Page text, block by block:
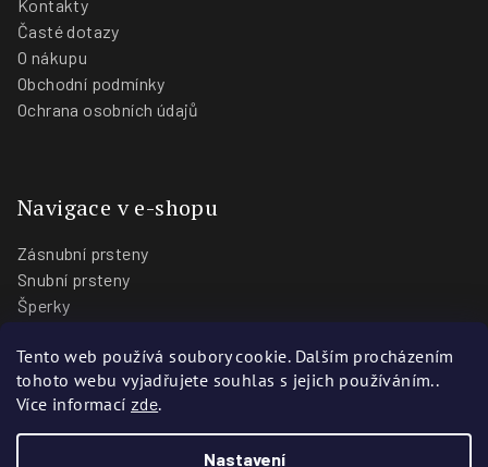
Tento web používá soubory cookie. Dalším procházením
tohoto webu vyjadřujete souhlas s jejich používáním..
Více informací zde.
Nastavení
Kontakty
Časté dotazy
O nákupu
Obchodní podmínky
Ochrana osobních údajů
Navigace v e-shopu
Zásnubní prsteny
Snubní prsteny
Šperky
Blog
Prodejny